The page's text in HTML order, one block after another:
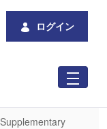
ログイン
Supplementary